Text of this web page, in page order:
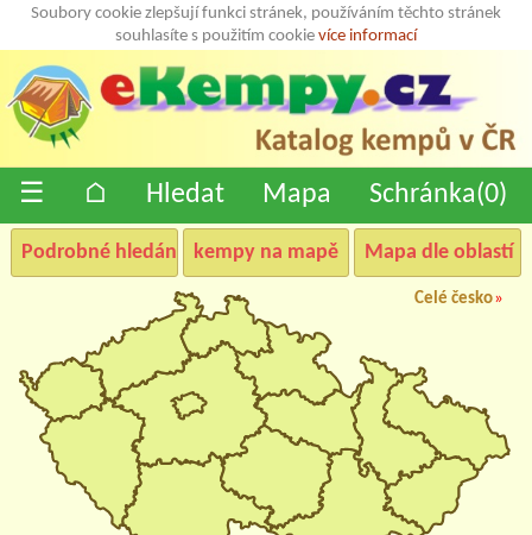
Soubory cookie zlepšují funkci stránek, používáním těchto stránek
souhlasíte s použitím cookie více informací
☰ ⌂ Hledat Mapa Schránka(0)
Podrobné hledání kempy na mapě Mapa dle oblastí
Celé česko»